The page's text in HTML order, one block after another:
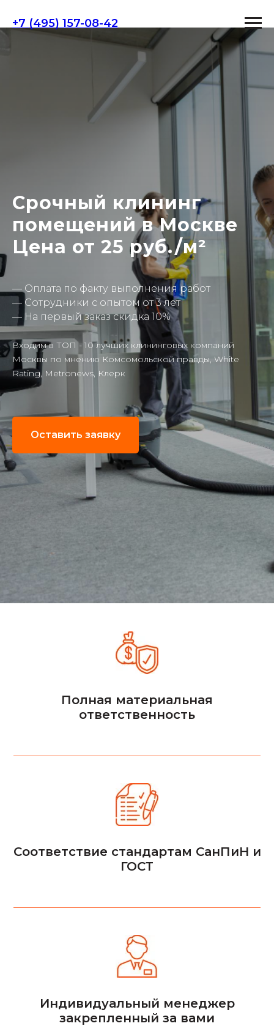
+7 (495) 157-08-42
Срочный клининг
помещений в Москве
Цена от 25 руб./м²
— Оплата по факту выполнения работ
— Сотрудники с опытом от 3 лет
— На первый заказ скидка 10%
Входим в ТОП - 10лучших клининговых компаний
Москвы по мнению Комсомольской правды, White
Rating, Metronews, Клерк
Оставить заявку
Полная материальная
ответственность
Соответствие стандартам СанПиН и
ГОСТ
Индивидуальный менеджер
закрепленный за вами